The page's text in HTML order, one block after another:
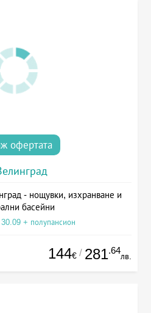
офертата
- нощувки, изхранване и
басейни
+ полупансион
144€ / 281.64
лв.